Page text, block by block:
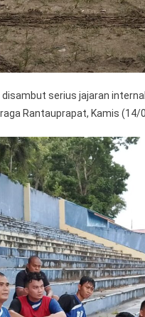
serius jajaran
Rantauprapat, Kamis (14/